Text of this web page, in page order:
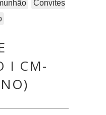
Convites
I CM-